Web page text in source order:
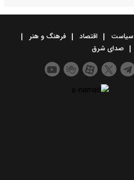
سیاست اقتصاد
فرهنگ و هنر
صدای شرق